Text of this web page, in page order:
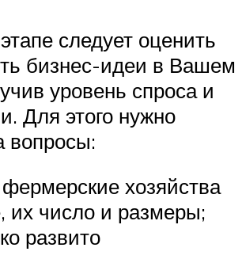
следует оценить
бизнес-идеи в Вашем
уровень спроса и
Для этого нужно
вопросы:
хозяйства
их число и размеры;
развито